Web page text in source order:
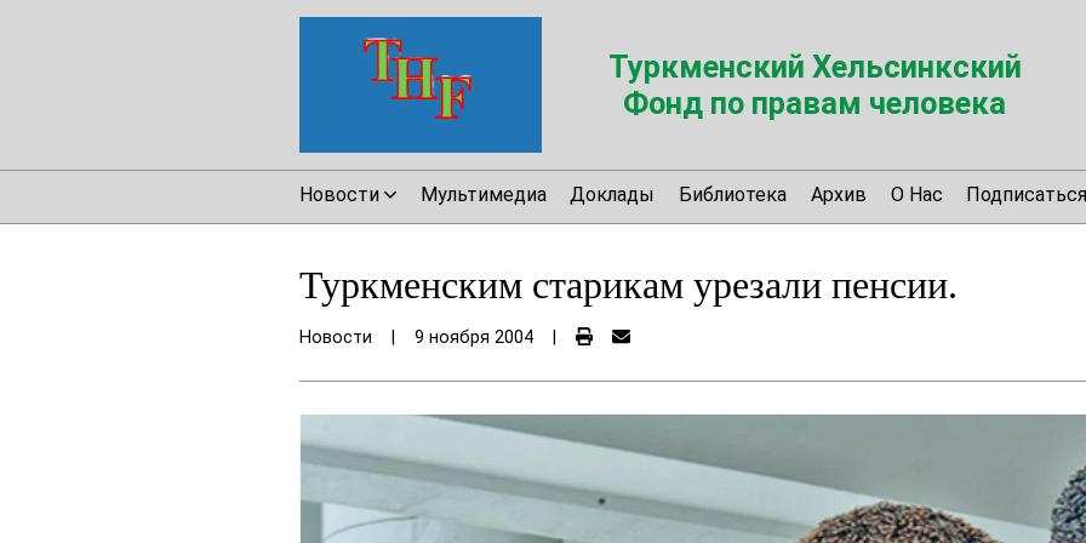
Туркменский Хельсинкский
Фонд по правам человека
Новости Мультимедиа Доклады Библиотека Архив О Нас
Туркменским старикам урезали пенсии.
Новости 9 ноября 2004